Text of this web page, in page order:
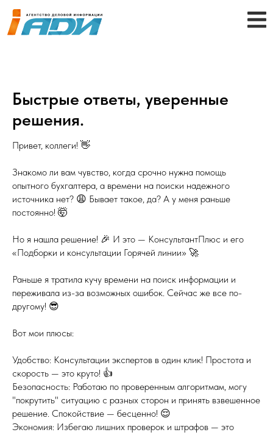
Быстрые ответы, уверенные
решения.
Привет, коллеги! 👋
Знакомо ли вам чувство, когда срочно нужна помощь
опытного бухгалтера, а времени на поиски надежного
источника нет? 😩 Бывает такое, да? А у меня раньше
постоянно! 🤯
Но я нашла решение! 🎉 И это — КонсультантПлюс и его
«Подборки и консультации Горячей линии» 🚀
Раньше я тратила кучу времени на поиск информации и
переживала из-за возможных ошибок. Сейчас же все по-
другому! 😎
Вот мои плюсы:
Удобство: Консультации экспертов в один клик! Простота и
скорость — это круто! 👍
Безопасность: Работаю по проверенным алгоритмам, могу
"покрутить" ситуацию с разных сторон и принять взвешенное
решение. Спокойствие — бесценно! 😌
Экономия: Избегаю лишних проверок и штрафов — это